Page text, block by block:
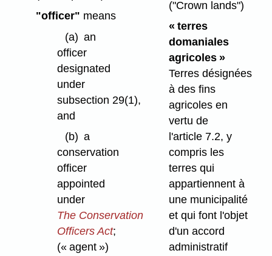
"officer" means
(a) an
officer
designated
under
subsection 29(1),
and
(b) a
conservation
officer
appointed
under
The Conservation
Officers Act;
(« agent »)
("Crown lands")
« terres
domaniales
agricoles »
Terres désignées
à des fins
agricoles en
vertu de
l'article 7.2, y
compris les
terres qui
appartiennent à
une municipalité
et qui font l'objet
d'un accord
administratif